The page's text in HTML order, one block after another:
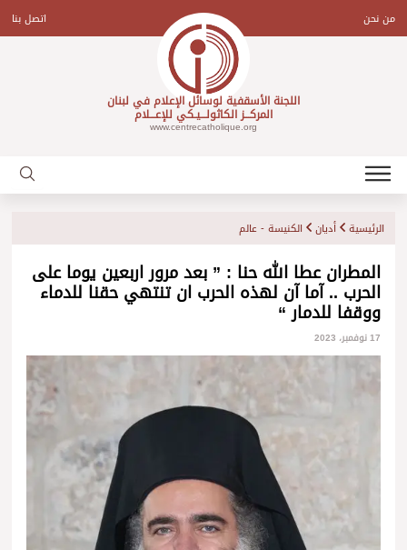
contentمن نحن اتصل بنا
اللجنة الأسقفية لوسائل الإعلام في لبنان
المركـــز الكاثولـــيـكي للإعـــلام
www.centrecatholique.org
الرئيسية أديان الكنيسة - عالم
المطران عطا الله حنا : ” بعد مرور اربعين يوما على
الحرب .. آما آن لهذه الحرب ان تنتهي حقنا للدماء
ووقفا للدمار “
17 نوفمبر، 2023